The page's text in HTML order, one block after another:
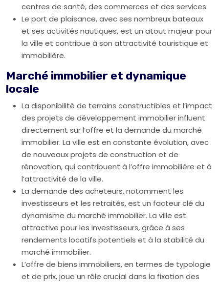
centres de santé, des commerces et des services.
Le port de plaisance, avec ses nombreux bateaux
et ses activités nautiques, est un atout majeur pour
la ville et contribue à son attractivité touristique et
immobilière.
Marché immobilier et dynamique
locale
La disponibilité de terrains constructibles et l’impact
des projets de développement immobilier influent
directement sur l’offre et la demande du marché
immobilier. La ville est en constante évolution, avec
de nouveaux projets de construction et de
rénovation, qui contribuent à l’offre immobilière et à
l’attractivité de la ville.
La demande des acheteurs, notamment les
investisseurs et les retraités, est un facteur clé du
dynamisme du marché immobilier. La ville est
attractive pour les investisseurs, grâce à ses
rendements locatifs potentiels et à la stabilité du
marché immobilier.
L’offre de biens immobiliers, en termes de typologie
et de prix, joue un rôle crucial dans la fixation des